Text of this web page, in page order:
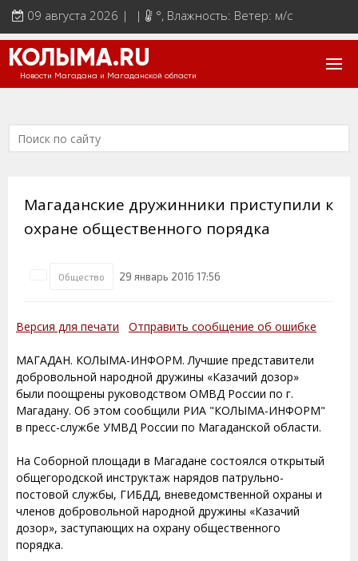
09 августа 2026 | | °, Влажность: Ветер: м/с
КОЛЫМА.RU
Новости Магадана и Магаданской области
Магаданские дружинники приступили к
охране общественного порядка
Общество 29 январь 2016 17:56
Версия для печати Отправить сообщение об ошибке
МАГАДАН. КОЛЫМА-ИНФОРМ. Лучшие представители
добровольной народной дружины «Казачий дозор»
были поощрены руководством ОМВД России по г.
Магадану. Об этом сообщили РИА "КОЛЫМА-ИНФОРМ"
в пресс-службе УМВД России по Магаданской области.
На Соборной площади в Магадане состоялся открытый
общегородской инструктаж нарядов патрульно-
постовой службы, ГИБДД, вневедомственной охраны и
членов добровольной народной дружины «Казачий
дозор», заступающих на охрану общественного
порядка.